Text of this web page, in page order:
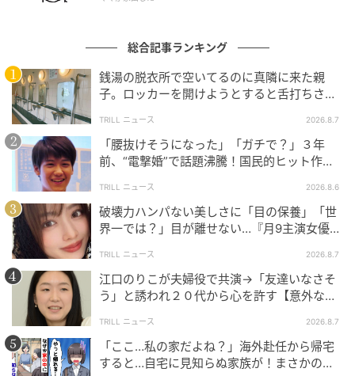
藤花
テーブルやチェアも木の温かみを感じるチョイスで窓
越しに庭師が手掛けたという中庭が望めるとても素敵
な空間を堪能していると…。
お待ちかねのメニューがやってきました！
総合記事ランキング
銭湯の脱衣所で空いてるのに真隣に来た親
子。ロッカーを開けようとすると舌打ちさ
中で拍手」
TRILL ニュース 2026.8.7
「腰抜けそうになった」「ガチで？」３年
前、“電撃婚”で話題沸騰！国民的ヒット作
TRILL ニュース 2026.8.6
破壊力ハンパない美しさに「目の保養」「世
界一では？」目が離せない…『月9主演女優
TRILL ニュース 2026.8.7
江口のりこが夫婦役で共演→「友達いなさそ
う」と誘われ２０代から心を許す【意外な親
TRILL ニュース 2026.8.7
「ここ…私の家だよね？」海外赴任から帰宅
すると…自宅に見知らぬ家族が！まさかの真